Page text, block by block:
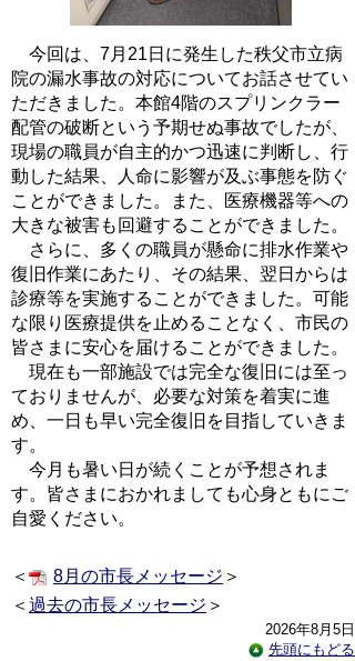
今回は、7月21日に発生した秩父市立病
院の漏水事故の対応についてお話させてい
ただきました。本館4階のスプリンクラー
配管の破断という予期せぬ事故でしたが、
現場の職員が自主的かつ迅速に判断し、行
動した結果、人命に影響が及ぶ事態を防ぐ
ことができました。また、医療機器等への
大きな被害も回避することができました。
さらに、多くの職員が懸命に排水作業や
復旧作業にあたり、その結果、翌日からは
診療等を実施することができました。可能
な限り医療提供を止めることなく、市民の
皆さまに安心を届けることができました。
現在も一部施設では完全な復旧には至っ
ておりませんが、必要な対策を着実に進
め、一日も早い完全復旧を目指していきま
す。
今月も暑い日が続くことが予想されま
す。皆さまにおかれましても心身ともにご
自愛ください。
＜ 8月の市長メッセージ ＞
＜ 過去の市長メッセージ ＞
2026年8月5日
先頭にもどる